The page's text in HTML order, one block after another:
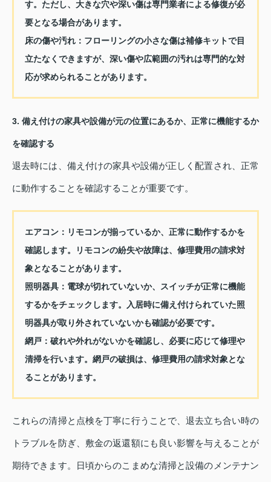
す。ただし、大きな穴や深い傷は専門業者による修復が必
要となる場合があります。
床の傷や汚れ： フローリングの小さな傷は補修キットで目
立たなくできますが、深い傷や広範囲の汚れは専門的な対
応が求められることがあります。
3. 備え付けの家具や設備が元の位置にあるか、正常に機能するか
を確認する
退去時には、備え付けの家具や設備が正しく配置され、正常
に動作することを確認することが重要です。
エアコン： リモコンが揃っているか、正常に動作するかを
確認します。リモコンの紛失や故障は、修理費用の請求対
象となることがあります。
照明器具： 電球が切れていないか、スイッチが正常に機能
するかをチェックします。入居時に備え付けられていた照
明器具が取り外されていないかも確認が必要です。
網戸： 破れや外れがないかを確認し、必要に応じて修理や
清掃を行います。網戸の破損は、修理費用の請求対象とな
ることがあります。
これらの清掃と点検を丁寧に行うことで、退去立ち合い時の
トラブルを防ぎ、敷金の返還額にも良い影響を与えることが
期待できます。日頃からのこまめな清掃と設備のメンテナン